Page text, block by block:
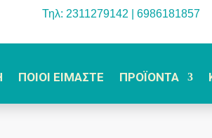
Τηλ: 2311279142 | 6986181857
ΠΟΙΟΙ ΕΙΜΑΣΤΕ ΠΡΟΪΟΝΤΑ